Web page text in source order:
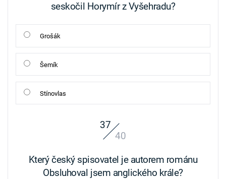
seskočil Horymír z Vyšehradu?
Grošák
Šemík
Stínovlas
37
40
Který český spisovatel je autorem románu
Obsluhoval jsem anglického krále?